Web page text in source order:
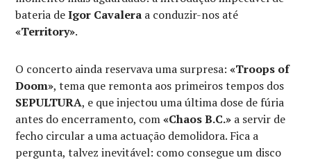
bateria deIgor Cavalera a conduzir-nos até
«Territory».
O concerto ainda reservava uma surpresa:«Troops of
Doom», tema que remonta aos primeiros tempos dos
SEPULTURA, e que injectou uma última dose de fúria
antes do encerramento, com«Chaos B.C.» a servir de
fecho circular a uma actuação demolidora. Fica a
pergunta, talvez inevitável: como consegue um disco